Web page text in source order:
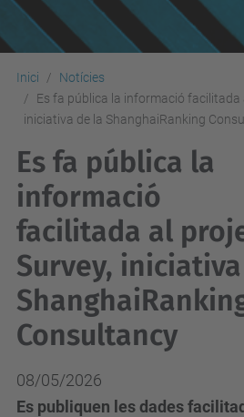
Inici
Notícies
Es fa pública la informació facilitada
iniciativa de la ShanghaiRanking
Es fa pública la
informació
facilitada al
Survey,
Consultancy
08/05/2026
Es publiquen les dades